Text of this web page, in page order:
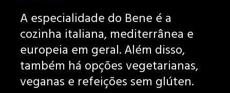
A especialidade do Bene é a
cozinha italiana, mediterrânea e
europeia em geral. Além disso,
também há opções vegetarianas,
veganas e refeições sem glúten.